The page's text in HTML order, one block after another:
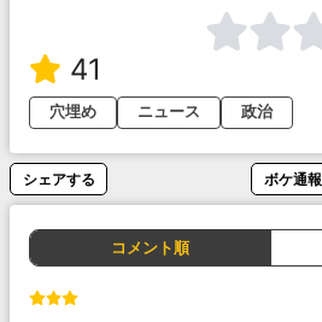
41
穴埋め
ニュース 政治
シェアする ボケ通報
コメント順